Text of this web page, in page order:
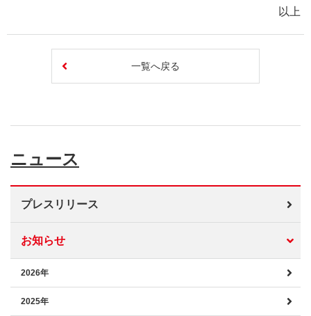
以上
一覧へ戻る
ニュース
プレスリリース
お知らせ
2026年
2025年